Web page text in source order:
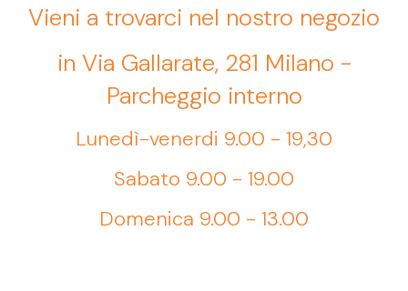
Vieni a trovarci nel nostro negozio
in Via Gallarate, 281 Milano -
Parcheggio interno
Lunedì-venerdi 9.00 - 19,30
Sabato 9.00 - 19.00
Domenica 9.00 - 13.00